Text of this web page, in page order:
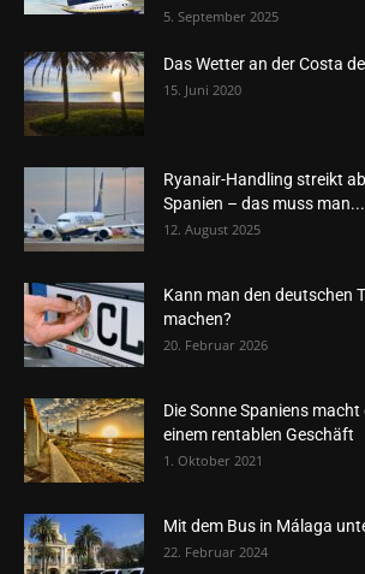
5. September 2025
Das Wetter an der Costa
15. Juni 2020
Ryanair-Handling streikt
Spanien – das muss man...
12. August 2025
Kann man den deutschen
machen?
20. Februar 2026
Die Sonne Spaniens
einem rentablen Geschäft
1. Oktober 2021
Mit dem Bus in Málaga
22. Februar 2024